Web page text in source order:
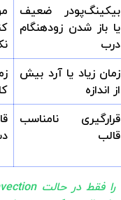
بیکینگ‌پودر ضعیف
یا باز شدن زودهنگام
درب
زمان زیاد یا آرد بیش
از اندازه
قرارگیری نامناسب
قالب